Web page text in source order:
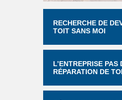
RECHERCHE DE
TOIT SANS MOI
L’ENTREPRISE
RÉPARATION DE